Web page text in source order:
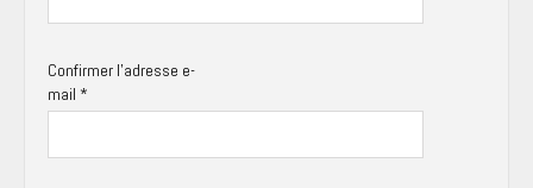
Confirmer l'adresse e-
mail *